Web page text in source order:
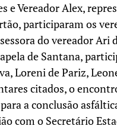
e Vereador Alex,
participaram os
do vereador Ari
de Santana,
Loreni de Pariz,
citados, o
a conclusão
com o Secretário